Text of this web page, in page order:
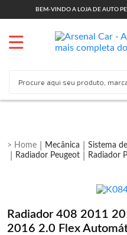
BEM-VINDO A LOJA DE AUTO
Mecânica Sistema
Radiador Peugeot
Radiador
Radiador 408 2011
2016 2.0 Flex